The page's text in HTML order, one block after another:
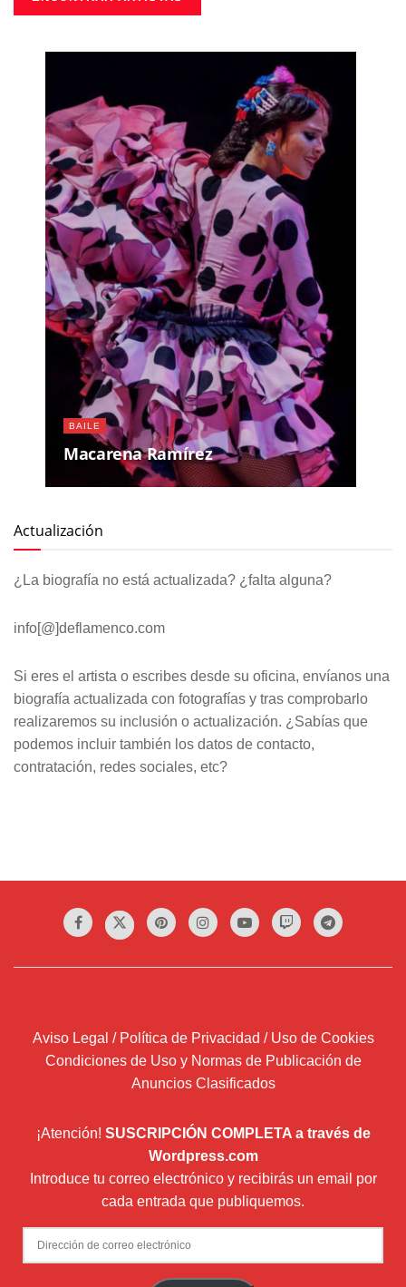
BAILE
Macarena Ramírez
Actualización
¿La biografía no está actualizada? ¿falta alguna?
info[@]deflamenco.com
Si eres el artista o escribes desde su oficina, envíanos una
biografía actualizada con fotografías y tras comprobarlo
realizaremos su inclusión o actualización. ¿Sabías que
podemos incluir también los datos de contacto,
contratación, redes sociales, etc?
Aviso Legal / Política de Privacidad / Uso de Cookies
Condiciones de Uso y Normas de Publicación de
Anuncios Clasificados
¡Atención! SUSCRIPCIÓN COMPLETA a través de
Wordpress.com
Introduce tu correo electrónico y recibirás un email por
cada entrada que publiquemos.
Dirección
de